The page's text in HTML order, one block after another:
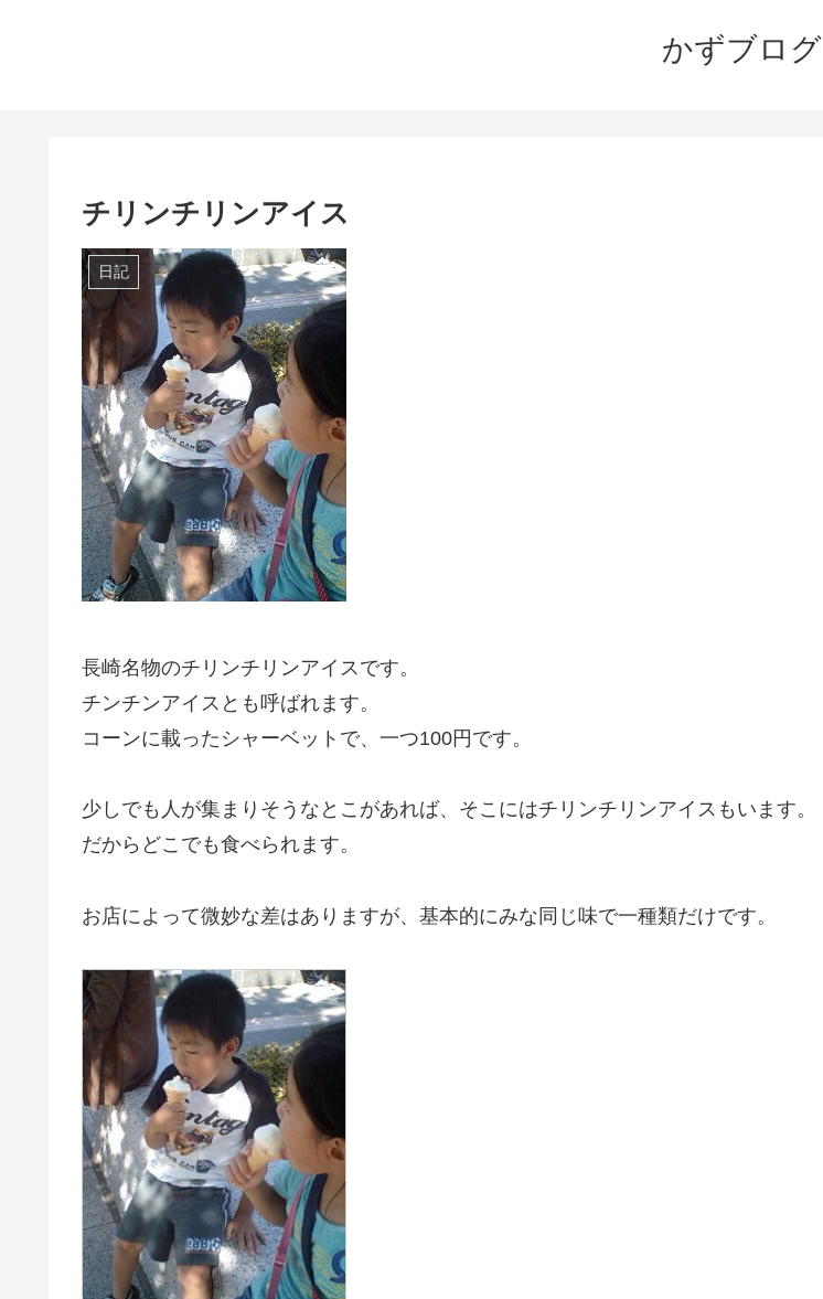
かずブログ
チリンチリンアイス
日記
長崎名物のチリンチリンアイスです。
チンチンアイスとも呼ばれます。
コーンに載ったシャーベットで、一つ100円です。
少しでも人が集まりそうなとこがあれば、そこにはチリンチリンアイスもいます。
だからどこでも食べられます。
お店によって微妙な差はありますが、基本的にみな同じ味で一種類だけです。